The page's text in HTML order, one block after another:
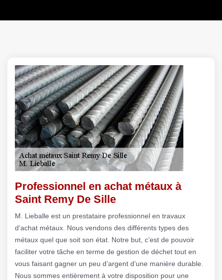
Professionnel en achat métaux à
Saint Remy De Sille
M. Lieballe est un prestataire professionnel en travaux
d’achat métaux. Nous vendons des différents types des
métaux quel que soit son état. Notre but, c’est de pouvoir
faciliter votre tâche en terme de gestion de déchet tout en
vous faisant gagner un peu d’argent d’une manière durable.
Nous sommes entièrement à votre disposition pour une